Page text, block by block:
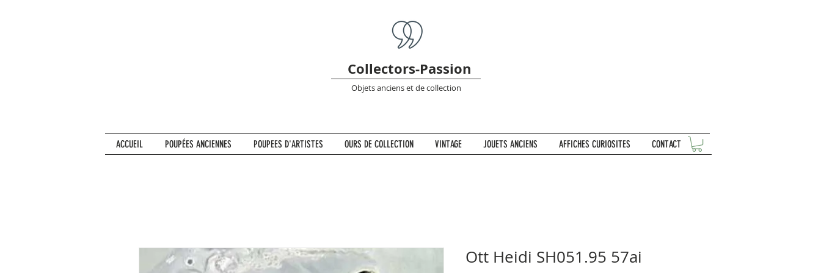
Collectors-Passion
Objets anciens et de collection
ACCUEIL POUPÉES ANCIENNES POUPEES D'ARTISTES OURS DE COLLECTION VINTAGE JOUETS ANCIENS AFFICHES CURIOSITES CONTACT
Ott Heidi SH051.95 57ai